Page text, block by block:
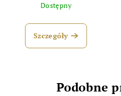
Dostępny
Szczegóły
Podobne